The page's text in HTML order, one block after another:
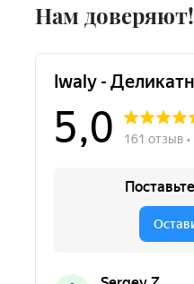
Нам доверяют!